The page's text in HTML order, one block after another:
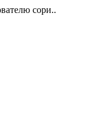
сори..